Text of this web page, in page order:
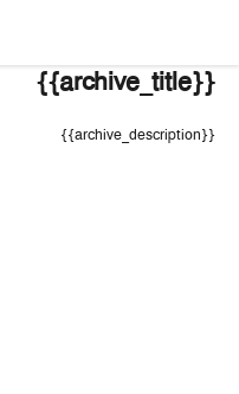
المحتوى
{{archive_title}}
{{archive_description}}